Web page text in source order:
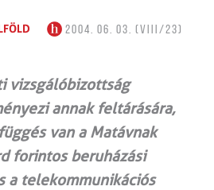
2004. 06. 03. (VIII/23)
vizsgálóbizottság
annak feltárására,
van a Matávnak
forintos beruházási
a telekommunikációs